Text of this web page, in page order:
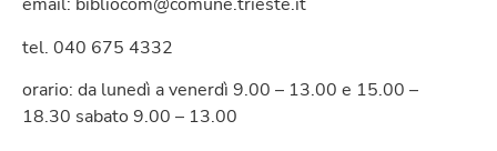
tel. 040 675 4332
orario: da lunedì a venerdì 9.00 – 13.00 e 15.00 –
18.30 sabato 9.00 – 13.00